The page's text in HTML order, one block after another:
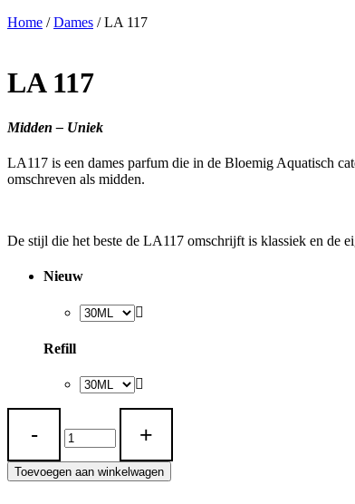
Home /Dames / LA 117
LA 117
Midden – Uniek
LA117 is een dames parfum die in de Bloemig Aquatisch
omschreven als midden.
De stijl die het beste de LA117 omschrijft is klassiek en de
Nieuw
Refill
LA
Toevoegen aan winkelwagen